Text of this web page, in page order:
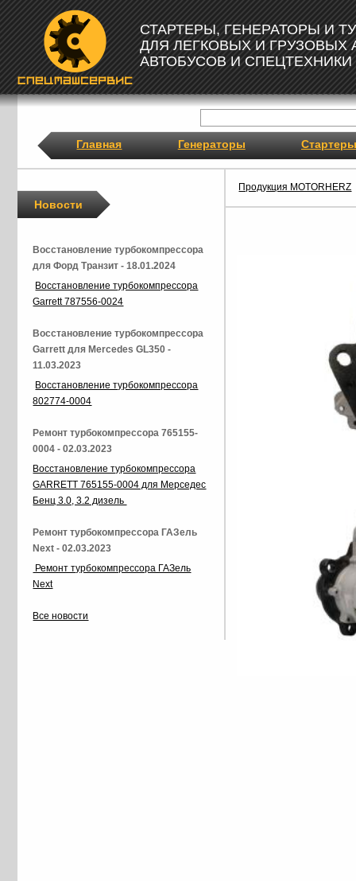
СТАРТЕРЫ, ГЕНЕРАТОРЫ И
ДЛЯ ЛЕГКОВЫХ И ГРУЗОВЫХ
АВТОБУСОВ И СПЕЦТЕХНИКИ
Главная Генераторы Стартеры
Продукция MOTORHERZ
Новости
Восстановление турбокомпрессора
для Форд Транзит - 18.01.2024
Восстановление турбокомпрессора
Garrett 787556-0024
Восстановление турбокомпрессора
Garrett для Mercedes GL350 -
11.03.2023
Восстановление турбокомпрессора
802774-0004
Ремонт турбокомпрессора 765155-
0004 - 02.03.2023
Восстановление турбокомпрессора
GARRETT 765155-0004 для Мерседес
Бенц 3.0, 3.2 дизель
Ремонт турбокомпрессора ГАЗель
Next - 02.03.2023
Ремонт турбокомпрессора ГАЗель
Next
Все новости